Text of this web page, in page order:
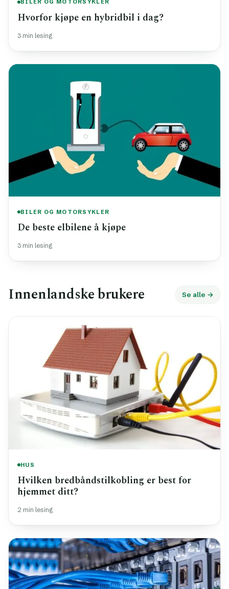
BILER OG MOTORSYKLER
Hvorfor kjøpe en hybridbil i dag?
3 min lesing
BILER OG MOTORSYKLER
De beste elbilene å kjøpe
3 min lesing
Innenlandske brukere Se alle →
HUS
Hvilken bredbåndstilkobling er best for
hjemmet ditt?
2 min lesing